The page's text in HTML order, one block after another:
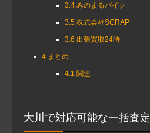
3.4みのまるバイク
3.5 株式会社SCRAP
3.6 出張買取24時
4 まとめ
4.1 関連
大川で対応可能な一括査